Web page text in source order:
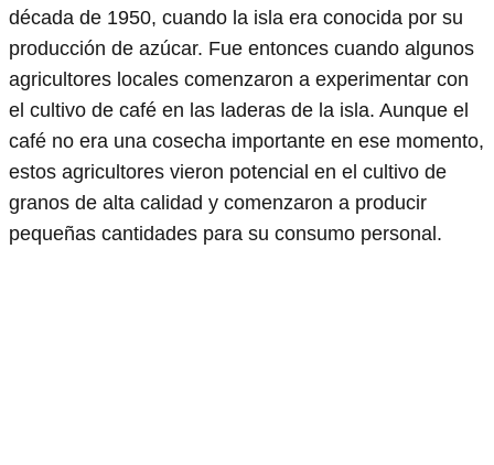
década de 1950, cuando la isla era conocida por su
producción de azúcar. Fue entonces cuando algunos
agricultores locales comenzaron a experimentar con
el cultivo de café en las laderas de la isla. Aunque el
café no era una cosecha importante en ese momento,
estos agricultores vieron potencial en el cultivo de
granos de alta calidad y comenzaron a producir
pequeñas cantidades para su consumo personal.